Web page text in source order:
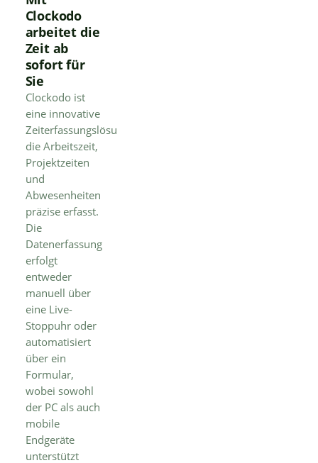
Clockodo
arbeitet die
Zeit ab
sofort für
Sie
Clockodo ist
eine innovative
Zeiterfassungslösung,
die Arbeitszeit,
Projektzeiten
und
Abwesenheiten
präzise erfasst.
Die
Datenerfassung
erfolgt
entweder
manuell über
eine Live-
Stoppuhr oder
automatisiert
über ein
Formular,
wobei sowohl
der PC als auch
mobile
Endgeräte
unterstützt